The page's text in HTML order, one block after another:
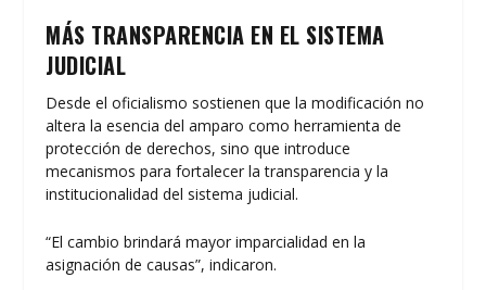
MÁS TRANSPARENCIA EN EL SISTEMA
JUDICIAL
Desde el oficialismo sostienen que la modificación no
altera la esencia del amparo como herramienta de
protección de derechos, sino que introduce
mecanismos para fortalecer la transparencia y la
institucionalidad del sistema judicial.
“El cambio brindará mayor imparcialidad en la
asignación de causas”, indicaron.